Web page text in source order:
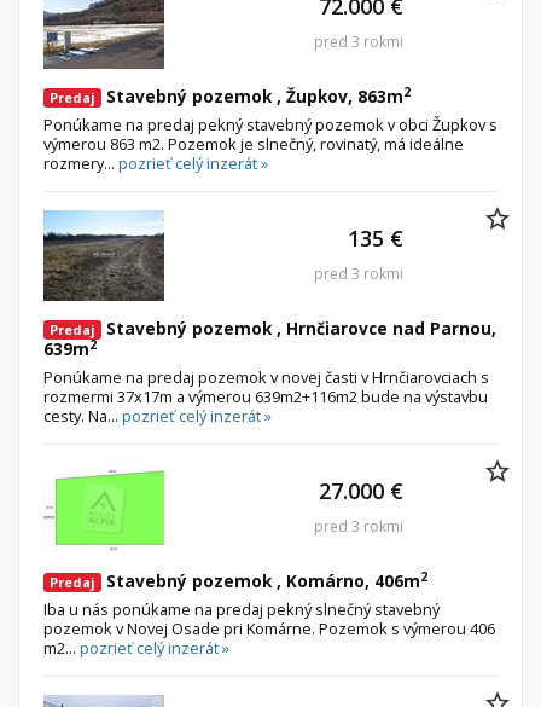
Predaj Stavebný pozemok , Župkov, 863m2
Ponúkame na predaj pekný stavebný pozemok v obci Župkov s
výmerou 863 m2. Pozemok je slnečný, rovinatý, má ideálne
rozmery... pozrieť celý inzerát »
72.000 €
pred 3 rokmi
Predaj
Stavebný pozemok , Hrnčiarovce nad Parnou,
639m2
Ponúkame na predaj pozemok v novej časti v Hrnčiarovciach s
rozmermi 37x17m a výmerou 639m2+116m2 bude na výstavbu
cesty. Na... pozrieť celý inzerát »
135 €
pred 3 rokmi
Predaj Stavebný pozemok , Komárno, 406m2
Iba u nás ponúkame na predaj pekný slnečný stavebný
pozemok v Novej Osade pri Komárne. Pozemok s výmerou 406
m2... pozrieť celý inzerát »
27.000 €
pred 3 rokmi